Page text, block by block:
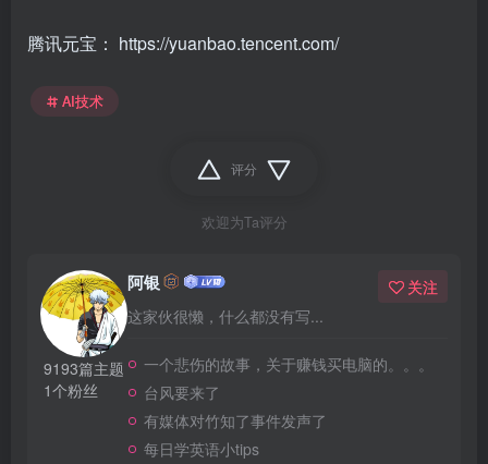
腾讯元宝： https://yuanbao.tencent.com/
AI技术
评分
欢迎为Ta评分
9193篇主题
1个粉丝
阿银
这家伙很懒，什么都没有写...
关注
一个悲伤的故事，关于赚钱买电脑的。。。
台风要来了
有媒体对竹知了事件发声了
每日学英语小tips